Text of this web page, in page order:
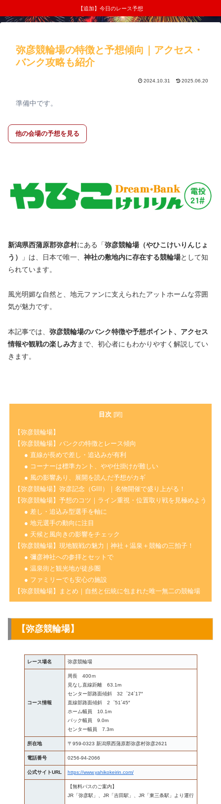
【追加】今日のレース予想
弥彦競輪場の特徴と予想傾向｜アクセス・
バンク攻略も紹介
2024.10.31 2025.06.20
準備中です。
他の会場の予想を見る
新潟県西蒲原郡弥彦村にある「弥彦競輪場（やひこけいりんじょ
う）
」は、日本で唯一、 神社の敷地内に存在する競輪場として知
られています。
風光明媚な自然と、地元ファンに支えられたアットホームな雰囲
気が魅力です。
本記事では、 弥彦競輪場のバンク特徴や予想ポイント、アクセス
情報や観戦の楽しみ方まで、初心者にもわかりやすく解説してい
きます。
目次 [閉]
【弥彦競輪場】
【弥彦競輪場】バンクの特徴とレース傾向
● 直線が長めで差し・追込みが有利
● コーナーは標準カント、やや仕掛けが難しい
● 風の影響あり、展開を読んだ予想がカギ
【弥彦競輪場】弥彦記念（GIII）｜名物開催で盛り上がる！
【弥彦競輪場】予想のコツ｜ライン重視・位置取り戦を見極めよう
● 差し・追込み型選手を軸に
● 地元選手の動向に注目
● 天候と風向きの影響をチェック
【弥彦競輪場】現地観戦の魅力｜神社＋温泉＋競輪の三拍子！
● 彌彦神社への参拝とセットで
● 温泉街と観光地が徒歩圏
● ファミリーでも安心の施設
【弥彦競輪場】まとめ｜自然と伝統に包まれた唯一無二の競輪場
【弥彦競輪場】
レース場名 弥彦競輪場
コース情報
周長 400ｍ
見なし直線距離 63.1m
センター部路面傾斜 32゜24´17″
直線部路面傾斜 2゜51´45″
ホーム幅員 10.1m
バック幅員 9.0m
センター幅員 7.3m
所在地 〒959-0323 新潟県西蒲原郡弥彦村弥彦2621
電話番号 0256-94-2066
公式サイトURL https://www.yahikokeirin.com/
【無料バスのご案内】
JR「弥彦駅」、JR「吉田駅」、JR「東三条駅」より運行